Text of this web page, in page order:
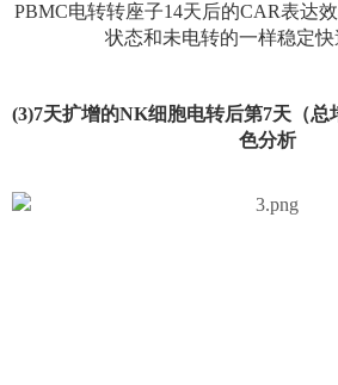
PBMC电转转座子14天后的CAR表达
状态和未电转的一样稳定
(3)7天扩增的NK细胞电转后第7天（总
色分析